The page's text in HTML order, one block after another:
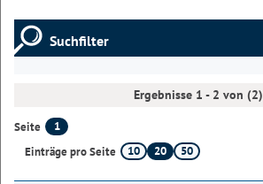
Suchfilter
Ergebnisse 1 - 2 von (2)
Seite
1
Einträge pro Seite
10 20 50